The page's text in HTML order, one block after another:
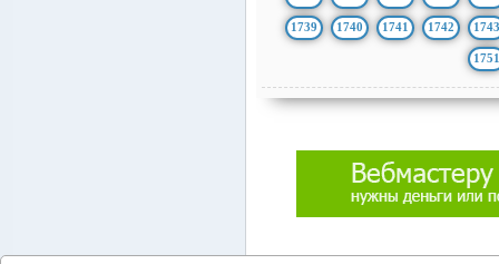
1739 1740 1741 1742 1743
1751